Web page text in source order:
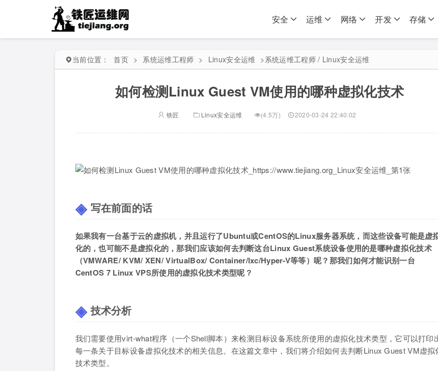
安全 运维 网络 开发 存储
当前位置： 首页 > 系统运维工程师 > Linux安全运维 >系统运维工程师 / Linux安全运维
如何检测Linux Guest VM使用的哪种虚拟化技术
铁匠 Linux安全运维 (4.5万) 2020-03-24 22:40:02
写在前面的话
如果我有一台基于云的虚拟机，并且运行了Ubuntu或CentOS的Linux服务器系统，而这些设备可能是虚
化的，也可能不是虚拟化的，那我们应该如何去判断这台Linux Guest系统设备使用的是哪种虚拟化技术
（VMWARE/ KVM/ XEN/ VirtualBox/ Container/lxc/Hyper-V等等）呢？那我们如何才能识别一台
CentOS 7 Linux VPS所使用的虚拟化技术类型呢？
技术分析
我们需要使用virt-what程序（一个Shell脚本）来检测目标设备系统所使用的虚拟化技术类型，它可以打印
每一条关于目标设备虚拟化技术的相关信息。在这篇文章中，我们将介绍如何去判断Linux Guest VM虚拟
技术类型。